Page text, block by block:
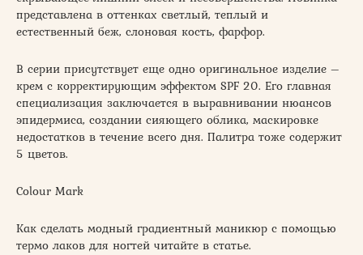
представлена в оттенках светлый, теплый и
естественный беж, слоновая кость, фарфор.
В серии присутствует еще одно оригинальное изделие –
крем с корректирующим эффектом SPF 20. Его главная
специализация заключается в выравнивании нюансов
эпидермиса, создании сияющего облика, маскировке
недостатков в течение всего дня. Палитра тоже содержит
5 цветов.
Colour Mark
Как сделать модный градиентный маникюр с помощью
термо лаков для ногтей читайте в статье.